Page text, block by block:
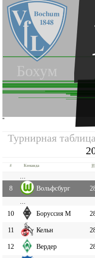
Бохум
''
Турнирная
# Команда И
8
Вольфсбург
10
Боруссия М
11 Кельн
12 Вердер